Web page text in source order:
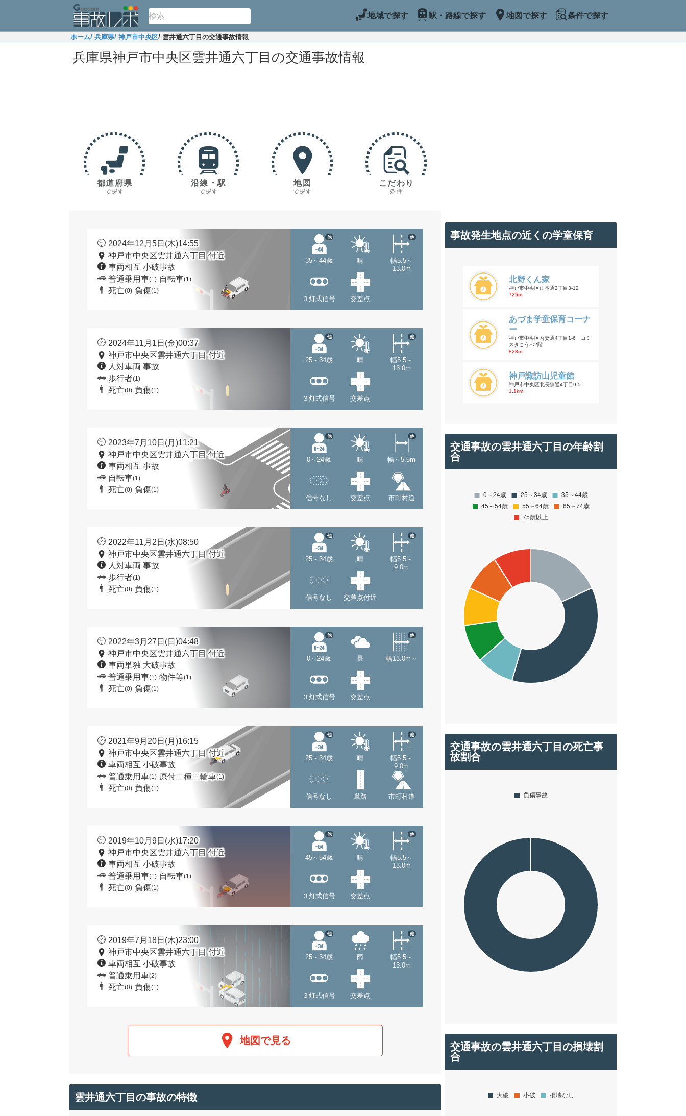
地域で探す 駅・路線で探す 地図で探す 条件で探す
ホーム/ 兵庫県/ 神戸市中央区/ 雲井通六丁目の交通事故情報
兵庫県神戸市中央区雲井通六丁目の交通事故情報
都道府県
で探す
沿線・駅
で探す
地図
で探す
こだわり
条件
2024年12月5日(木)14:55
神戸市中央区雲井通六丁目 付近
車両相互 小破事故
普通乗用車(1) 自転車(1)
死亡(0) 負傷(1)
35～44歳
他
晴
幅5.5～
13.0m
他
３灯式信号 交差点
2024年11月1日(金)00:37
神戸市中央区雲井通六丁目 付近
人対車両 事故
歩行者(1)
死亡(0) 負傷(1)
25～34歳
他
晴
幅5.5～
13.0m
他
３灯式信号 交差点
2023年7月10日(月)11:21
神戸市中央区雲井通六丁目 付近
車両相互 事故
自転車(1)
死亡(0) 負傷(1)
0～24歳
他
晴 幅～5.5m
他
信号なし 交差点 市町村道
2022年11月2日(水)08:50
神戸市中央区雲井通六丁目 付近
人対車両 事故
歩行者(1)
死亡(0) 負傷(1)
25～34歳
他
晴
幅5.5～
9.0m
他
信号なし 交差点付近
2022年3月27日(日)04:48
神戸市中央区雲井通六丁目 付近
車両単独 大破事故
普通乗用車(1) 物件等(1)
死亡(0) 負傷(1)
0～24歳
他
曇 幅13.0m～
他
３灯式信号 交差点
2021年9月20日(月)16:15
神戸市中央区雲井通六丁目 付近
車両相互 小破事故
普通乗用車(1) 原付二種二輪車(1)
死亡(0) 負傷(1)
25～34歳
他
晴
幅5.5～
9.0m
他
信号なし 単路 市町村道
2019年10月9日(水)17:20
神戸市中央区雲井通六丁目 付近
車両相互 小破事故
普通乗用車(1) 自転車(1)
死亡(0) 負傷(1)
45～54歳
他
晴
幅5.5～
13.0m
他
３灯式信号 交差点
2019年7月18日(木)23:00
神戸市中央区雲井通六丁目 付近
車両相互 小破事故
普通乗用車(2)
死亡(0) 負傷(1)
25～34歳
他
雨
幅5.5～
13.0m
他
３灯式信号 交差点
地図で見る
雲井通六丁目の事故の特徴
事故発生地点の近くの学童保育
北野くん家
神戸市中央区山本通2丁目3-12
725m
あづま学童保育コーナ
ー
神戸市中央区吾妻通4丁目1-6 コミ
スタこうべ2階
828m
神戸諏訪山児童館
神戸市中央区北長狭通4丁目9-5
1.1km
交通事故の雲井通六丁目の年齢割
合
交通事故の雲井通六丁目の死亡事
故割合
交通事故の雲井通六丁目の損壊割
合